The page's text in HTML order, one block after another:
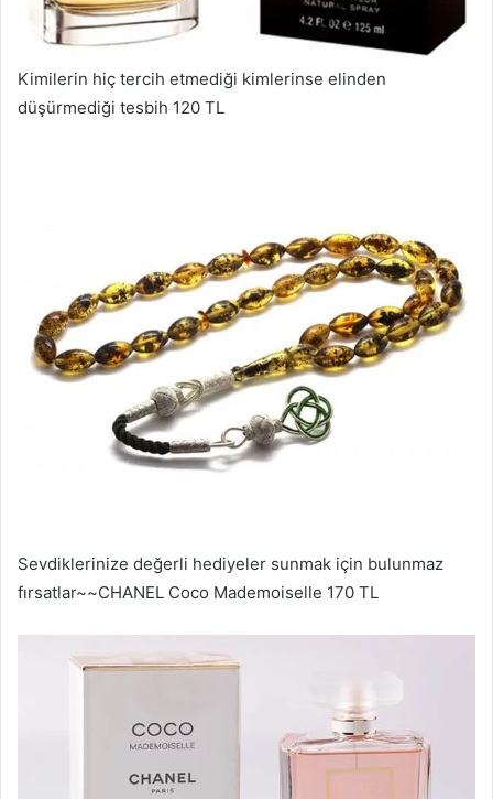
Kimilerin hiç tercih etmediği kimlerinse elinden
düşürmediği tesbih 120 TL
Sevdiklerinize değerli hediyeler sunmak için bulunmaz
fırsatlar~~CHANEL Coco Mademoiselle 170 TL